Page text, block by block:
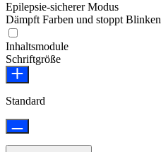
Epilepsie-sicherer Modus
Dämpft Farben und stoppt Blinken
Inhaltsmodule
Schriftgröße
Standard